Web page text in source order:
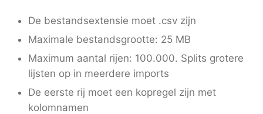
De bestandsextensie moet .csv zijn
Maximale bestandsgrootte: 25 MB
Maximum aantal rijen: 100.000. Splits grotere
lijsten op in meerdere imports
De eerste rij moet een kopregel zijn met
kolomnamen